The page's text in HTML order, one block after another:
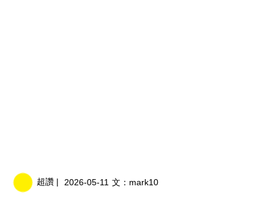
超讚 | 2026-05-11 文： mark10